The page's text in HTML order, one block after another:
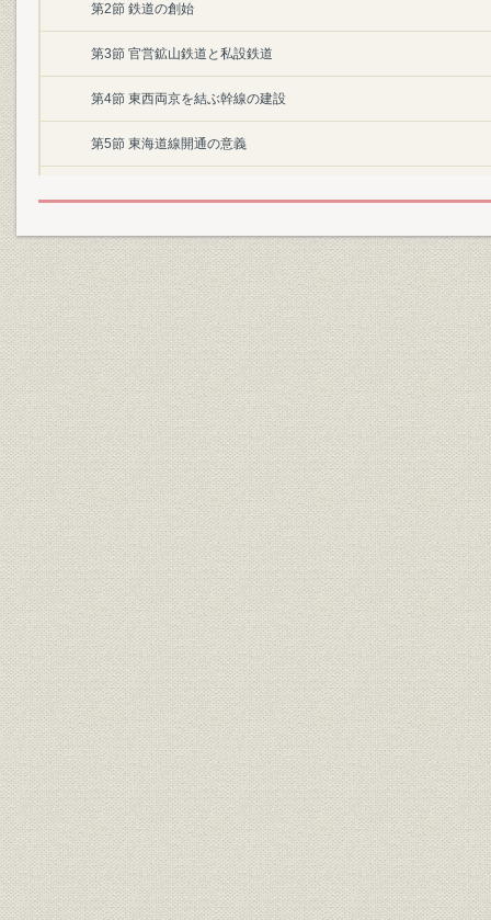
第2節 鉄道の創始
第3節 官営鉱山鉄道と私設鉄道
第4節 東西両京を結ぶ幹線の建設
第5節 東海道線開通の意義
第2章 総務
第1節 概説
第2節 組織
第3節 職員
第4節 経理および資材
第3章 運輸
第1節 概説
第2節 旅客営業
第3節 貨物営業
第4節 連絡運輸
第5節 運転